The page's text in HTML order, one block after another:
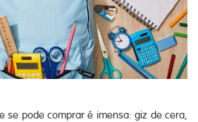
se pode comprar é imensa: giz de cera,